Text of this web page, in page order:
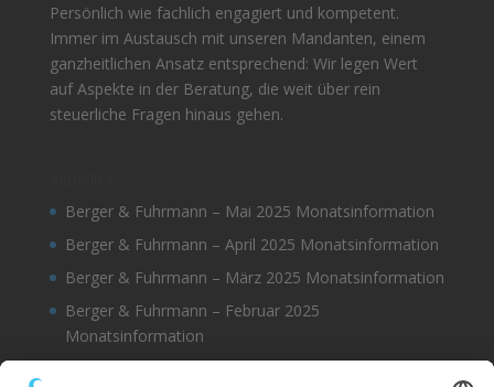
Persönlich wie fachlich engagiert und kompetent.
Immer im Austausch mit unseren Mandanten, einem
ganzheitlichen Ansatz entsprechend: Wir legen Wert
auf Aspekte in der Beratung, die weit über rein
steuerliche Fragen hinaus gehen.
Berger & Fuhrmann – Mai 2025 Monatsinformation
Berger & Fuhrmann – April 2025 Monatsinformation
Berger & Fuhrmann – März 2025 Monatsinformation
Berger & Fuhrmann – Februar 2025
Monatsinformation